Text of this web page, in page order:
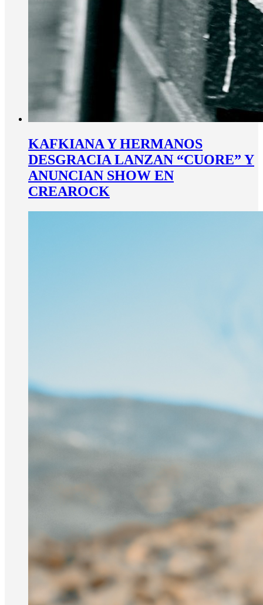
KAFKIANA Y HERMANOS
DESGRACIA LANZAN “CUORE” Y
ANUNCIAN SHOW EN
CREAROCK